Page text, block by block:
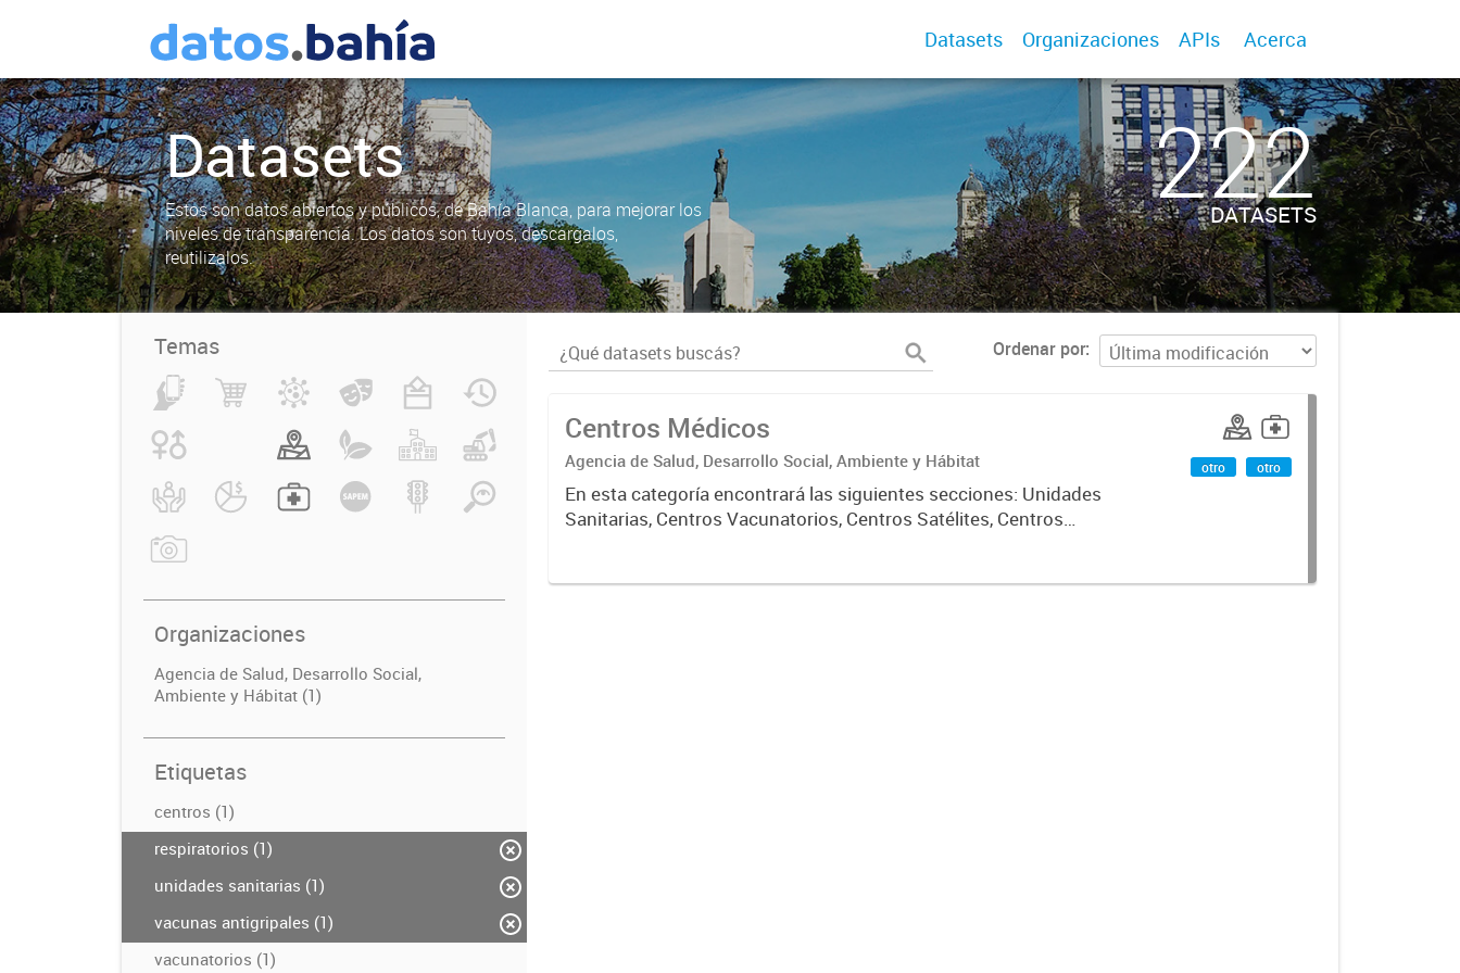
Datasets Organizaciones APIs Acerca
Datasets
Estos son datos abiertos y públicos, de Bahía Blanca, para mejorar los
niveles de transparencia. Los datos son tuyos, descargalos,
reutilizalos.
222
DATASETS
Temas
Organizaciones
Agencia de Salud, Desarrollo Social,
Ambiente y Hábitat (1)
Etiquetas
centros (1)
respiratorios (1)
unidades sanitarias (1)
vacunas antigripales (1)
vacunatorios (1)
Ordenar por
Centros Médicos
Agencia de Salud, Desarrollo Social, Ambiente y Hábitat
En esta categoría encontrará las siguientes secciones: Unidades
Sanitarias, Centros Vacunatorios, Centros Satélites, Centros
otro otro